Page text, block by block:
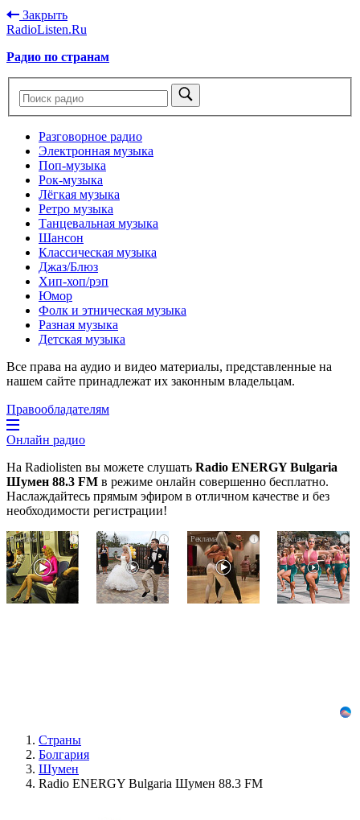
Закрыть
RadioListen.Ru
Радио по странам
Разговорное радио
Электронная музыка
Поп-музыка
Рок-музыка
Лёгкая музыка
Ретро музыка
Танцевальная музыка
Шансон
Классическая музыка
Джаз/Блюз
Хип-хоп/рэп
Юмор
Фолк и этническая музыка
Разная музыка
Детская музыка
Все права на аудио и видео материалы, представленные на
нашем сайте принадлежат их законным владельцам.
Правообладателям
Онлайн радио
На Radiolisten вы можете слушать Radio ENERGY Bulgaria
Шумен 88.3 FM в режиме онлайн совершенно бесплатно.
Наслаждайтесь прямым эфиром в отличном качестве и без
необходимости регистрации!
i
Королева
вагона
отожгла!
Видео
i
Этот
танец
невесты
оставит
i
Ролик
длится
пару
секунд,
но
i
Страны
Болгария
Шумен
Radio ENERGY Bulgaria Шумен 88.3 FM